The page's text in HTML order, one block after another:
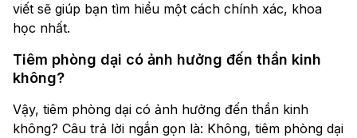
viết sẽ giúp bạn tìm hiểu một cách chính xác, khoa
học nhất.
Tiêm phòng dại có ảnh hưởng đến thần kinh
không?
Vậy, tiêm phòng dại có ảnh hưởng đến thần kinh
không? Câu trả lời ngắn gọn là: Không, tiêm phòng dại